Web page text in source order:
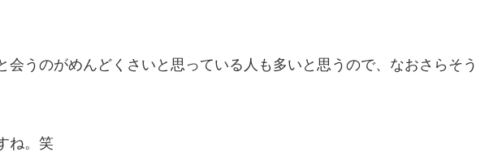
会うのがめんどくさいと思っている人も多いと思うので、なおさらそう
ね。笑